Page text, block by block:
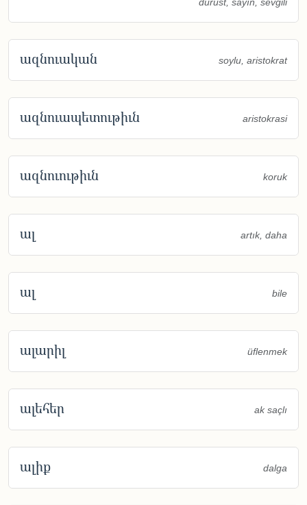
ազնուական soylu, aristokrat
ազնուապետութիւն aristokrasi
ազնուութիւն koruk
ալ artık, daha
ալ bile
ալարիլ üflenmek
ալեհեր ak saçlı
ալիք dalga